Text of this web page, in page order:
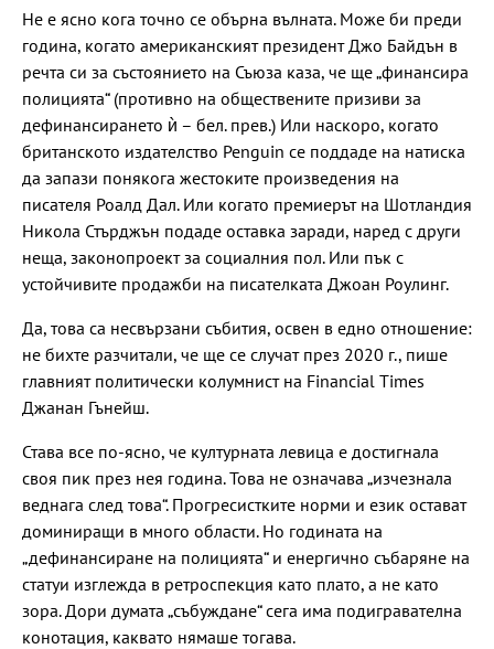
Не е ясно кога точно се обърна вълната. Може би преди
година, когато американският президент Джо Байдън в
речта си за състоянието на Съюза каза, че ще „финансира
полицията“ (противно на обществените призиви за
дефинансирането ѝ – бел. прев.) Или наскоро, когато
британското издателство Penguin се поддаде на натиска
да запази понякога жестоките произведения на
писателя Роалд Дал. Или когато премиерът на Шотландия
Никола Стърджън подаде оставка заради, наред с други
неща, законопроект за социалния пол. Или пък с
устойчивите продажби на писателката Джоан Роулинг.
Да, това са несвързани събития, освен в едно отношение:
не бихте разчитали, че ще се случат през 2020 г., пише
главният политически колумнист на Financial Times
Джанан Гънейш.
Става все по-ясно, че културната левица е достигнала
своя пик през нея година. Това не означава „изчезнала
веднага след това“. Прогресистките норми и език остават
доминиращи в много области. Но годината на
„дефинансиране на полицията“ и енергично събаряне на
статуи изглежда в ретроспекция като плато, а не като
зора. Дори думата „събуждане“ сега има подигравателна
конотация, каквато нямаше тогава.